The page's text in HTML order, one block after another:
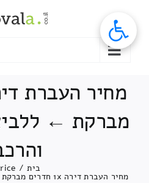
מברקת ←
בית /
מחיר העברת דירה 1x חדרים מברקת ← ללביא כולל פירוק והרכבה